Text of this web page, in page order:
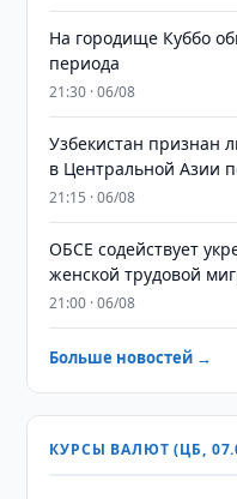
На городище Куббо
периода
21:30 · 06/08
Узбекистан признан
в Центральной Азии
21:15 · 06/08
ОБСЕ содействует
женской трудовой
21:00 · 06/08
Больше новостей →
КУРСЫ ВАЛЮТ (ЦБ,